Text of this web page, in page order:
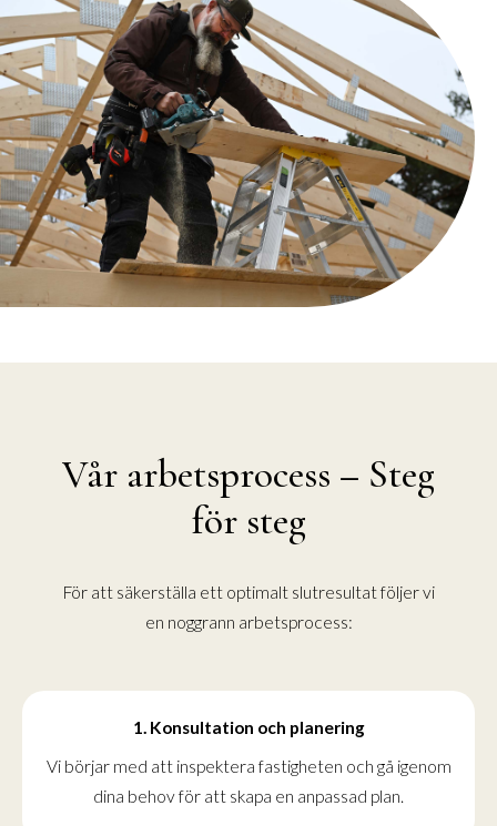
Vår arbetsprocess – Steg
för steg
För att säkerställa ett optimalt slutresultat följer vi
en noggrann arbetsprocess:
1. Konsultation och planering
Vi börjar med att inspektera fastigheten och gå igenom
dina behov för att skapa en anpassad plan.